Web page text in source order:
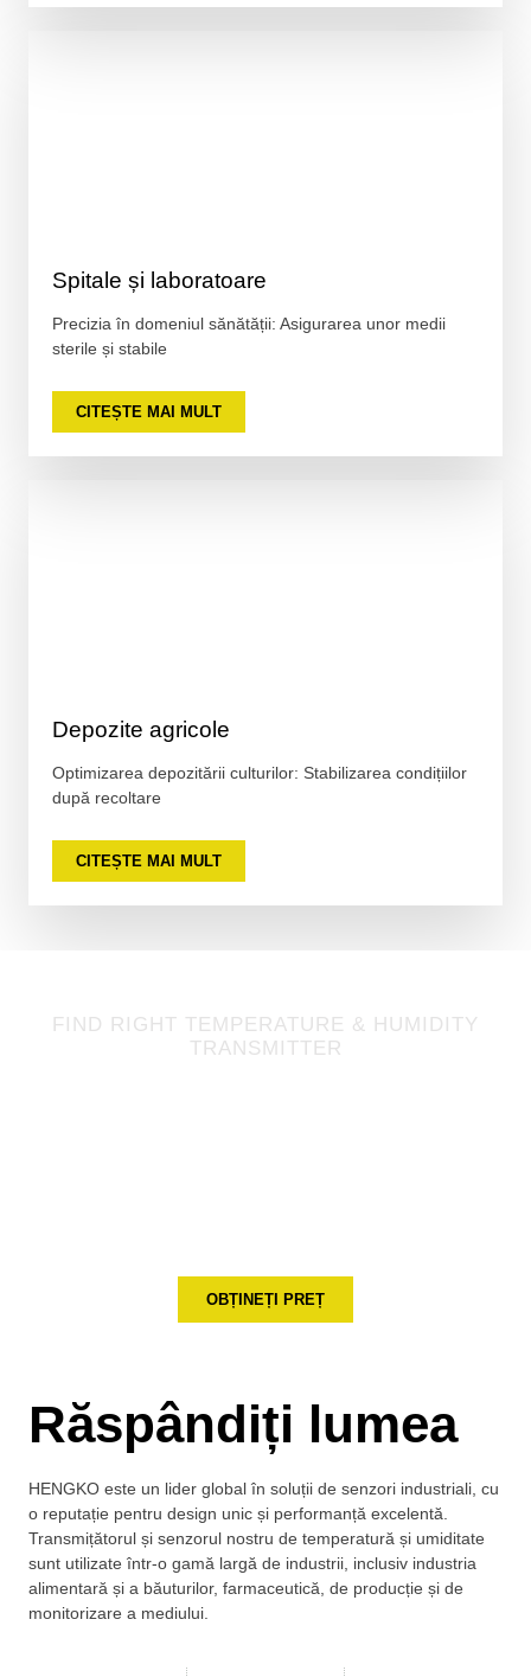
Spitale și laboratoare
Precizia în domeniul sănătății: Asigurarea unor medii
sterile și stabile
CITEȘTE MAI MULT
Depozite agricole
Optimizarea depozitării culturilor: Stabilizarea condițiilor
după recoltare
CITEȘTE MAI MULT
FIND RIGHT TEMPERATURE & HUMIDITY
TRANSMITTER
OBȚINEȚI PREȚ
Răspândiți lumea
HENGKO este un lider global în soluții de senzori industriali, cu
o reputație pentru design unic și performanță excelentă.
Transmițătorul și senzorul nostru de temperatură și umiditate
sunt utilizate într-o gamă largă de industrii, inclusiv industria
alimentară și a băuturilor, farmaceutică, de producție și de
monitorizare a mediului.